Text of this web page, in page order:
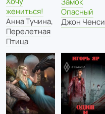
жениться!
Анна Тучина,
Перелетная
Птица
Опасный
Джон Ченси